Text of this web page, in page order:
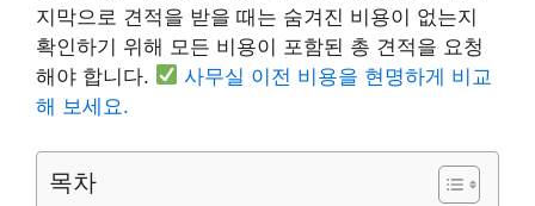
지막으로 견적을 받을 때는 숨겨진 비용이 없는지
확인하기 위해 모든 비용이 포함된 총 견적을 요청
해야 합니다.
사무실 이전 비용을 현명하게 비교
해 보세요.
목차